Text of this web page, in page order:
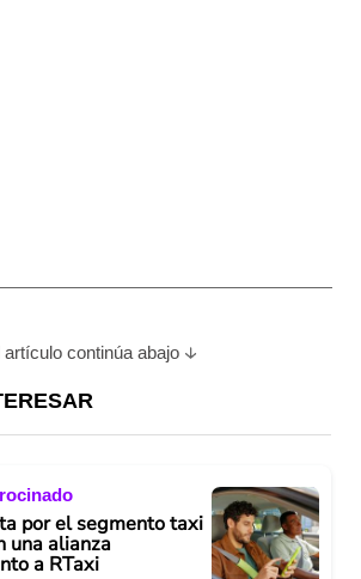
artículo continúa abajo
por el segmento taxi
una alianza
a RTaxi